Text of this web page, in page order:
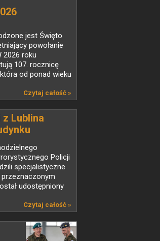
jest Święto
powołanie
2026 roku
107. rocznicę
od ponad wieku
Czytaj całość »
Lublina
do rozbiórki
Policji
specjalistyczne
udostępniony
Czytaj całość »